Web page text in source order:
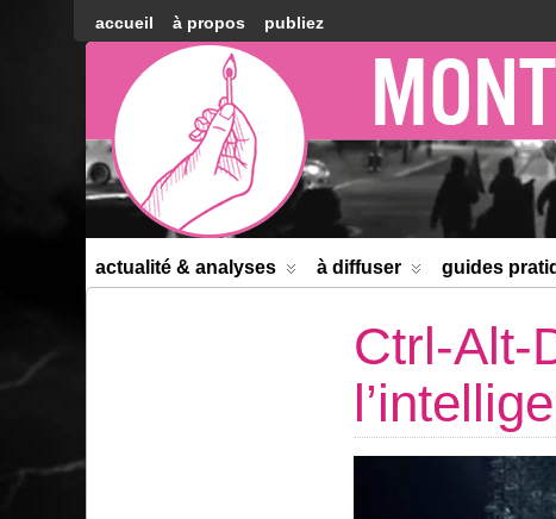
accueil à propos publiez
Montréal
Counter-
information
actualité & analyses à diffuser guides
Ctrl-Alt-